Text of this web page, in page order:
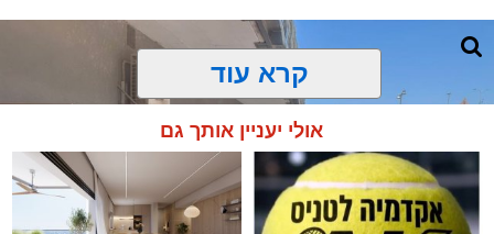
הכרה, ופתחו מיידית בפעולות החייאה מתקדמות,
הכוללות עיסויי לב ושימוש במפעם (דפיברילטור).
בזכות התושייה והפעילות המהירה והמקצועית של
הצוותים בשטח, ליבו של הגבר שב לפעום.
לאחר ייצוב מצבו הראשוני, הוא פונה באמבולנס
לבית חולים להמשך קבלת טיפול רפואי כשמצבו
קרא עוד
אולי יעניין אותך גם